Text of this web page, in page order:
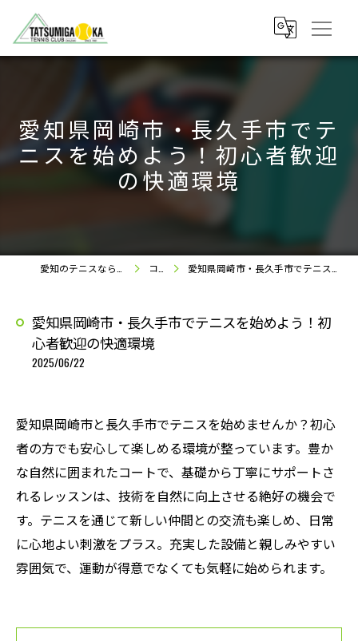
愛知県岡崎市・長久手市でテ
ニスを始めよう！初心者歓迎
の快適環境
コラム 愛知県岡崎市・長久手市でテニスを始めよう！初心者歓迎の快適環境
愛知県岡崎市・長久手市でテニスを始めよう！初
心者歓迎の快適環境
2025/06/22
愛知県岡崎市と長久手市でテニスを始めませんか？初心
者の方でも安心して楽しめる環境が整っています。豊か
な自然に囲まれたコートで、基礎から丁寧にサポートさ
れるレッスンは、技術を自然に向上させる絶好の機会で
す。テニスを通じて新しい仲間との交流も楽しめ、日常
に心地よい刺激をプラス。充実した設備と親しみやすい
雰囲気で、運動が得意でなくても気軽に始められます。